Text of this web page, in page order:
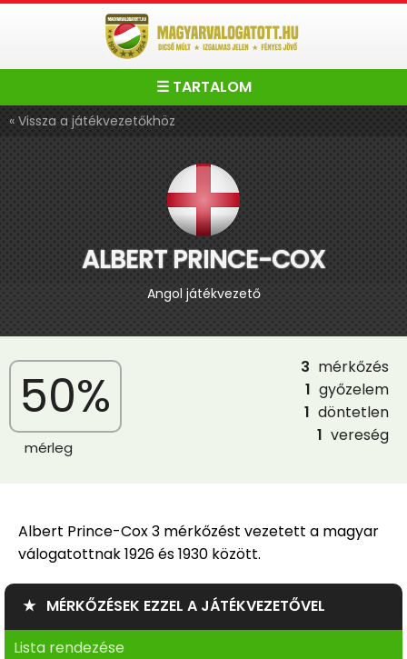
☰ TARTALOM
« Vissza a játékvezetőkhöz
ALBERT PRINCE-COX
Angol játékvezető
50%
mérleg
3 mérkőzés
1 győzelem
1 döntetlen
1 vereség
Albert Prince-Cox 3 mérkőzést vezetett a magyar
válogatottnak 1926 és 1930 között.
★ MÉRKŐZÉSEK EZZEL A JÁTÉKVEZETŐVEL
Lista rendezése